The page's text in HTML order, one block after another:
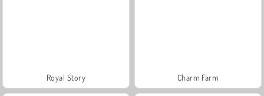
Royal Story Charm Farm